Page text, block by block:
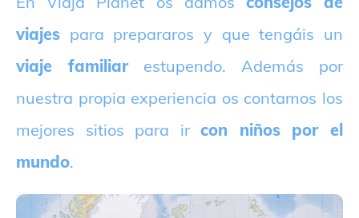
viajes para prepararos y que tengáis un
viaje familiarestupendo. Además por
nuestra propia experiencia os contamos los
mejores sitios para ircon niños por el
mundo.